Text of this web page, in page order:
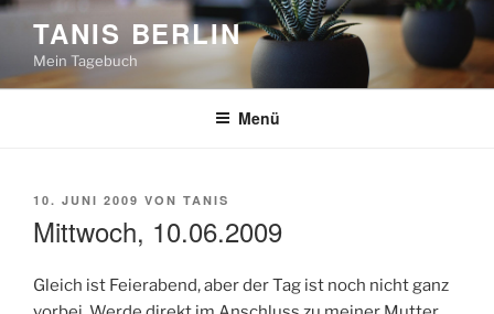
Zum
springen
TANIS BERLIN
Mein Tagebuch
Menü
VERÖFFENTLICHT
10. JUNI 2009 VON TANIS
Mittwoch, 10.06.2009
Gleich ist Feierabend, aber der Tag ist noch nicht ganz